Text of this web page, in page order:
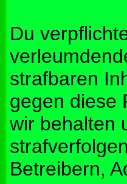
Du
strafbaren
gegen diese
wir behalten
Betreibern,